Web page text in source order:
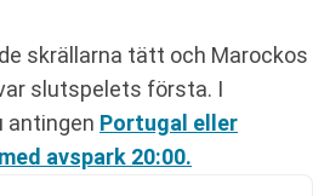
skrällarna tätt och Marockos
slutspelets första. I
antingen Portugal eller
avspark 20:00.